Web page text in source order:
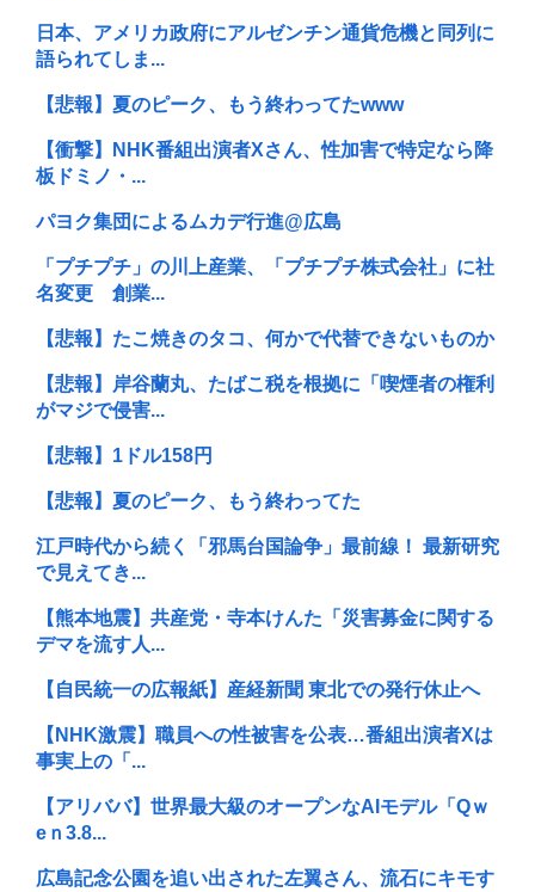
日本、アメリカ政府にアルゼンチン通貨危機と同列に
語られてしま...
【悲報】夏のピーク、もう終わってたwww
【衝撃】NHK番組出演者Xさん、性加害で特定なら降
板ドミノ・...
パヨク集団によるムカデ行進@広島
「プチプチ」の川上産業、「プチプチ株式会社」に社
名変更 創業...
【悲報】たこ焼きのタコ、何かで代替できないものか
【悲報】岸谷蘭丸、たばこ税を根拠に「喫煙者の権利
がマジで侵害...
【悲報】1ドル158円
【悲報】夏のピーク、もう終わってた
江戸時代から続く「邪馬台国論争」最前線！ 最新研究
で見えてき...
【熊本地震】共産党・寺本けんた「災害募金に関する
デマを流す人...
【自民統一の広報紙】産経新聞 東北での発行休止へ
【NHK激震】職員への性被害を公表…番組出演者Xは
事実上の「...
【アリババ】世界最大級のオープンなAIモデル「Qｗ
eｎ3.8...
広島記念公園を追い出された左翼さん、流石にキモす